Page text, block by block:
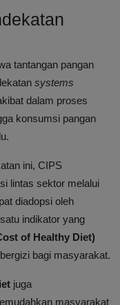
tantangan pangan
systems
dalam proses
konsumsi pangan
ini, CIPS
lintas sektor melalui
diadopsi oleh
indikator yang
of Healthy Diet)
bagi masyarakat.
juga
masyarakat